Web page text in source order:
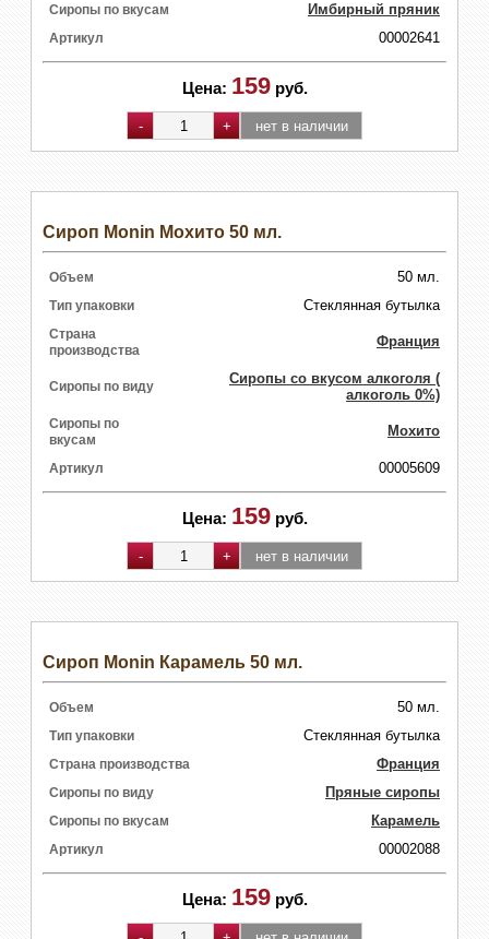
Сиропы по вкусам Имбирный пряник
Артикул 00002641
Цена: 159 руб.
Сироп Monin Мохито 50 мл.
Объем 50 мл.
Тип упаковки Стеклянная бутылка
Страна
производства
Франция
Сиропы по виду
Сиропы со вкусом алкоголя (
алкоголь 0%)
Сиропы по
вкусам
Мохито
Артикул 00005609
Цена: 159 руб.
Сироп Monin Карамель 50 мл.
Объем 50 мл.
Тип упаковки Стеклянная бутылка
Страна производства Франция
Сиропы по виду Пряные сиропы
Сиропы по вкусам Карамель
Артикул 00002088
Цена: 159 руб.